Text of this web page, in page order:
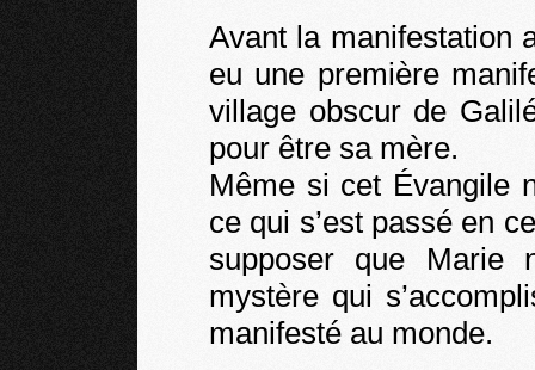
Avant la manifestation
eu une première
village obscur de
pour être sa mère.
Même si cet Évangile
ce qui s’est passé en
supposer que Marie
mystère qui
manifesté au monde.